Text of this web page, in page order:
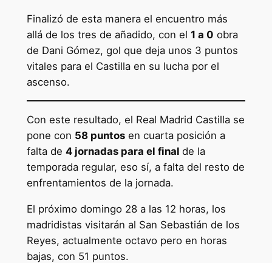
Finalizó de esta manera el encuentro más
allá de los tres de añadido, con el 1 a 0 obra
de Dani Gómez, gol que deja unos 3 puntos
vitales para el Castilla en su lucha por el
ascenso.
Con este resultado, el Real Madrid Castilla se
pone con 58 puntosen cuarta posición a
falta de 4 jornadas para el final de la
temporada regular, eso sí, a falta del resto de
enfrentamientos de la jornada.
El próximo domingo 28 a las 12 horas, los
madridistas visitarán al San Sebastián de los
Reyes, actualmente octavo pero en horas
bajas, con 51 puntos.